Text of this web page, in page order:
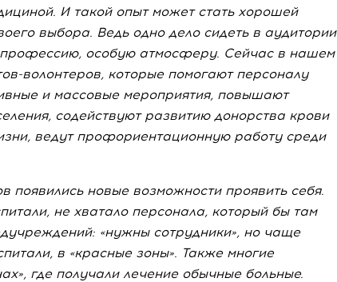
И такой опыт может стать хорошей
выбора. Ведь одно дело сидеть в аудитории
профессию, особую атмосферу. Сейчас в нашем
волонтеров, которые помогают персоналу
и массовые мероприятия, повышают
содействуют развитию донорства крови
ведут профориентационную работу среди
появились новые возможности проявить себя.
не хватало персонала, который бы там
«нужны сотрудники», но чаще
в «красные зоны». Также многие
где получали лечение обычные больные.